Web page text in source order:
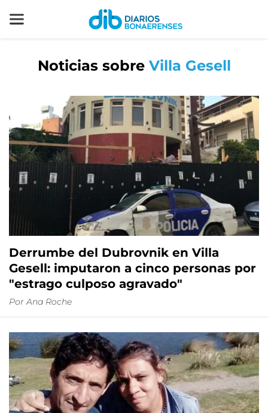
Noticias sobre Villa Gesell
Derrumbe del Dubrovnik en Villa
Gesell: imputaron a cinco personas por
"estrago culposo agravado"
Por Ana Roche